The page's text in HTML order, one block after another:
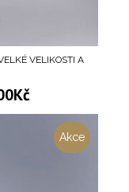
VELIKOSTI A
Kč
Akce